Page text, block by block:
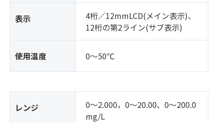
表示
4桁／12mmLCD(メイン表示)、
12桁の第2ライン(サブ表示)
使用温度 0～50℃
レンジ
0～2.000，0～20.00、0～200.0
mg/L